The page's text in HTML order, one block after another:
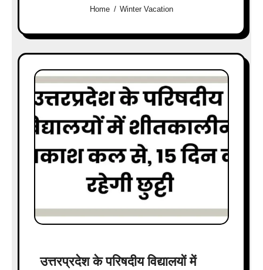
Home Winter Vacation
उत्तरप्रदेश के परिषदीय विद्यालयों में